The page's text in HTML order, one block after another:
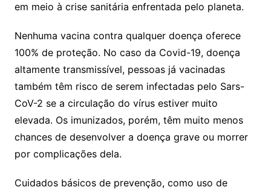
em meio à crise sanitária enfrentada pelo planeta.
Nenhuma vacina contra qualquer doença oferece
100% de proteção. No caso da Covid-19, doença
altamente transmissível, pessoas já vacinadas
também têm risco de serem infectadas pelo Sars-
CoV-2 se a circulação do vírus estiver muito
elevada. Os imunizados, porém, têm muito menos
chances de desenvolver a doença grave ou morrer
por complicações dela.
Cuidados básicos de prevenção, como uso de